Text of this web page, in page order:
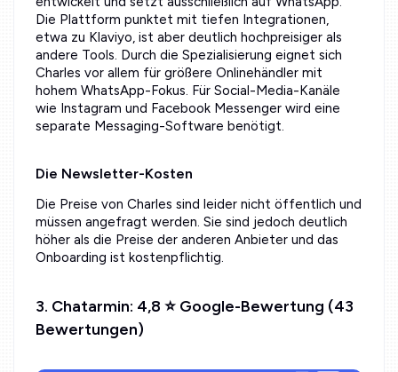
Die Plattform punktet mit tiefen Integrationen,
etwa zu Klaviyo, ist aber deutlich hochpreisiger als
andere Tools. Durch die Spezialisierung eignet sich
Charles vor allem für größere Onlinehändler mit
hohem WhatsApp-Fokus. Für Social-Media-Kanäle
wie Instagram und Facebook Messenger wird eine
separate Messaging-Software benötigt.
Die Newsletter-Kosten
Die Preise von Charles sind leider nicht öffentlich und
müssen angefragt werden. Sie sind jedoch deutlich
höher als die Preise der anderen Anbieter und das
Onboarding ist kostenpflichtig.
3. Chatarmin: 4,8 ⭐ Google-Bewertung (43
Bewertungen)